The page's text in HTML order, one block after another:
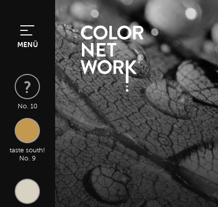
MENÜ
No. 10
taste south!
No. 9